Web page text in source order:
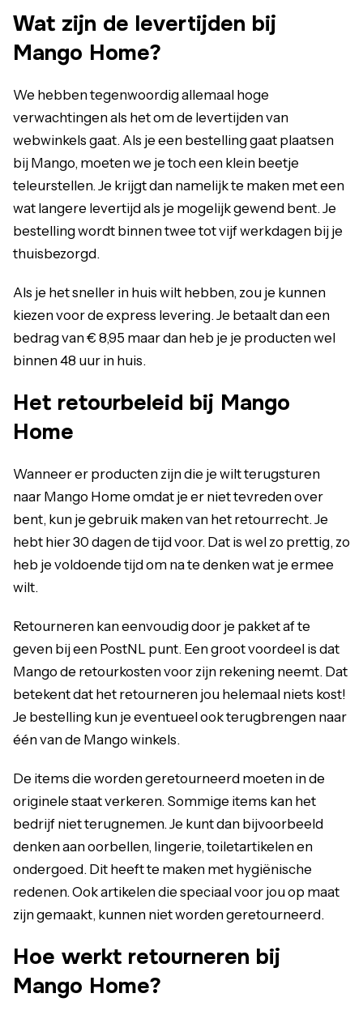
Wat zijn de levertijden bij
Mango Home?
We hebben tegenwoordig allemaal hoge
verwachtingen als het om de levertijden van
webwinkels gaat. Als je een bestelling gaat plaatsen
bij Mango, moeten we je toch een klein beetje
teleurstellen. Je krijgt dan namelijk te maken met een
wat langere levertijd als je mogelijk gewend bent. Je
bestelling wordt binnen twee tot vijf werkdagen bij je
thuisbezorgd.
Als je het sneller in huis wilt hebben, zou je kunnen
kiezen voor de express levering. Je betaalt dan een
bedrag van € 8,95 maar dan heb je je producten wel
binnen 48 uur in huis.
Het retourbeleid bij Mango
Home
Wanneer er producten zijn die je wilt terugsturen
naar Mango Home omdat je er niet tevreden over
bent, kun je gebruik maken van het retourrecht. Je
hebt hier 30 dagen de tijd voor. Dat is wel zo prettig, zo
heb je voldoende tijd om na te denken wat je ermee
wilt.
Retourneren kan eenvoudig door je pakket af te
geven bij een PostNL punt. Een groot voordeel is dat
Mango de retourkosten voor zijn rekening neemt. Dat
betekent dat het retourneren jou helemaal niets kost!
Je bestelling kun je eventueel ook terugbrengen naar
één van de Mango winkels.
De items die worden geretourneerd moeten in de
originele staat verkeren. Sommige items kan het
bedrijf niet terugnemen. Je kunt dan bijvoorbeeld
denken aan oorbellen, lingerie, toiletartikelen en
ondergoed. Dit heeft te maken met hygiënische
redenen. Ook artikelen die speciaal voor jou op maat
zijn gemaakt, kunnen niet worden geretourneerd.
Hoe werkt retourneren bij
Mango Home?